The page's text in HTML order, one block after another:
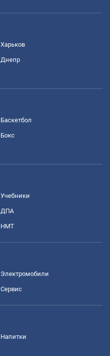
Харьков
Днепр
Баскетбол
Бокс
Учебники
ДПА
НМТ
Электромобили
Сервис
Напитки